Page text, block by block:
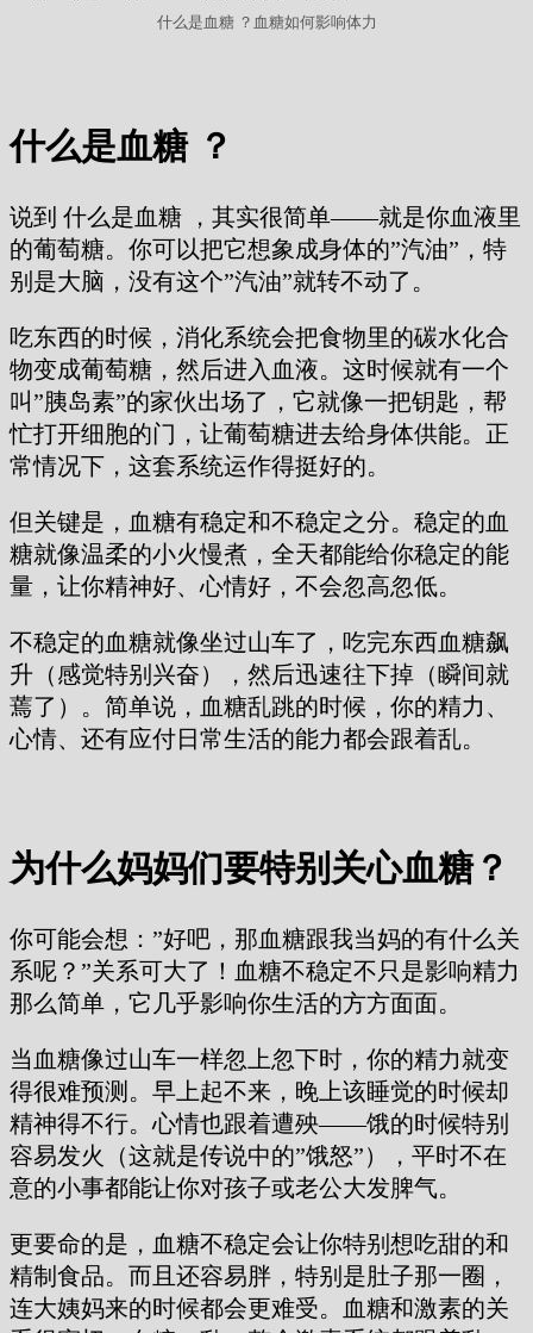
什么是血糖 ？血糖如何影响体力
什么是血糖 ？
说到 什么是血糖 ，其实很简单——就是你血液里
的葡萄糖。你可以把它想象成身体的”汽油”，特
别是大脑，没有这个”汽油”就转不动了。
吃东西的时候，消化系统会把食物里的碳水化合
物变成葡萄糖，然后进入血液。这时候就有一个
叫”胰岛素”的家伙出场了，它就像一把钥匙，帮
忙打开细胞的门，让葡萄糖进去给身体供能。正
常情况下，这套系统运作得挺好的。
但关键是，血糖有稳定和不稳定之分。稳定的血
糖就像温柔的小火慢煮，全天都能给你稳定的能
量，让你精神好、心情好，不会忽高忽低。
不稳定的血糖就像坐过山车了，吃完东西血糖飙
升（感觉特别兴奋），然后迅速往下掉（瞬间就
蔫了）。简单说，血糖乱跳的时候，你的精力、
心情、还有应付日常生活的能力都会跟着乱。
为什么妈妈们要特别关心血糖？
你可能会想：”好吧，那血糖跟我当妈的有什么关
系呢？”关系可大了！血糖不稳定不只是影响精力
那么简单，它几乎影响你生活的方方面面。
当血糖像过山车一样忽上忽下时，你的精力就变
得很难预测。早上起不来，晚上该睡觉的时候却
精神得不行。心情也跟着遭殃——饿的时候特别
容易发火（这就是传说中的”饿怒”），平时不在
意的小事都能让你对孩子或老公大发脾气。
更要命的是，血糖不稳定会让你特别想吃甜的和
精制食品。而且还容易胖，特别是肚子那一圈，
连大姨妈来的时候都会更难受。血糖和激素的关